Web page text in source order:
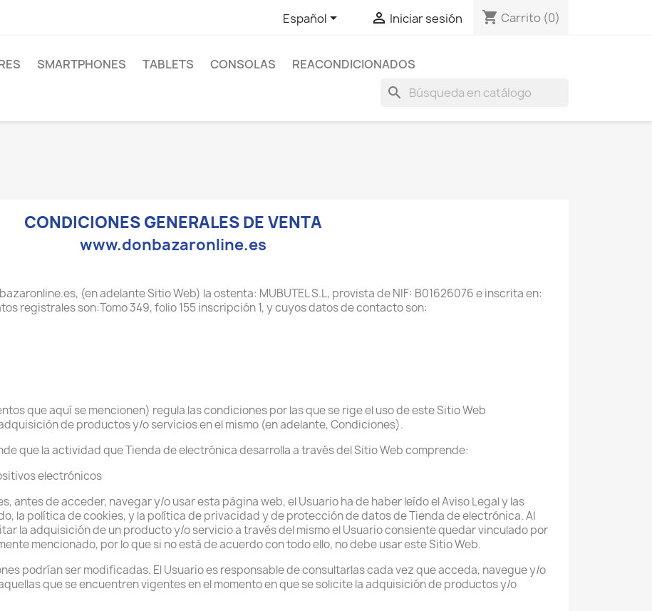
Español  Iniciar sesión shopping_cart Carrito (0)
SMARTPHONES TABLETS CONSOLAS REACONDICIONADOS
search
CONDICIONES GENERALES DE VENTA
www.donbazaronline.es
(en adelante Sitio Web) la ostenta: MUBUTEL S.L, provista de NIF: B01626076 e inscrita en:
registrales son:Tomo 349, folio 155 inscripción 1, y cuyos datos de contacto son:
que aquí se mencionen) regula las condiciones por las que se rige el uso de este Sitio Web
de productos y/o servicios en el mismo (en adelante, Condiciones).
que la actividad que Tienda de electrónica desarrolla a través del Sitio Web comprende:
electrónicos
antes de acceder, navegar y/o usar esta página web, el Usuario ha de haber leído el Aviso Legal y las
la política de cookies, y la política de privacidad y de protección de datos de Tienda de electrónica. Al
la adquisición de un producto y/o servicio a través del mismo el Usuario consiente quedar vinculado por
mencionado, por lo que si no está de acuerdo con todo ello, no debe usar este Sitio Web.
podrían ser modificadas. El Usuario es responsable de consultarlas cada vez que acceda, navegue y/o
que se encuentren vigentes en el momento en que se solicite la adquisición de productos y/o